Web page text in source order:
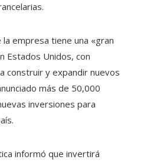
empresa tiene una «gran
Estados Unidos, con
construir y expandir nuevos
más de 50,000
inversiones para
informó que invertirá